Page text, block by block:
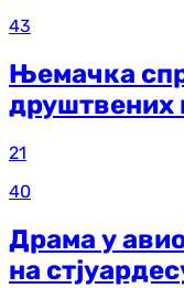
43
Њемачка
друштвених
21
40
Драма у
на